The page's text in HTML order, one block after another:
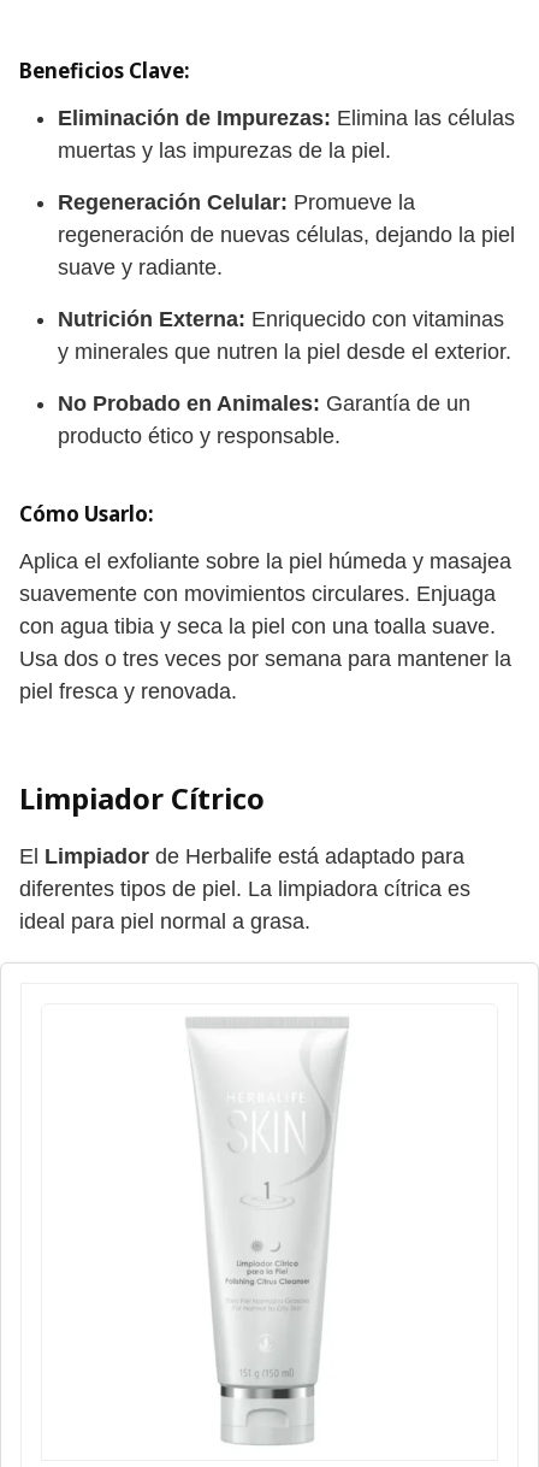
Beneficios Clave:
Eliminación de Impurezas: Elimina las células
muertas y las impurezas de la piel.
Regeneración Celular: Promueve la
regeneración de nuevas células, dejando la piel
suave y radiante.
Nutrición Externa: Enriquecido con vitaminas
y minerales que nutren la piel desde el exterior.
No Probado en Animales: Garantía de un
producto ético y responsable.
Cómo Usarlo:
Aplica el exfoliante sobre la piel húmeda y masajea
suavemente con movimientos circulares. Enjuaga
con agua tibia y seca la piel con una toalla suave.
Usa dos o tres veces por semana para mantener la
piel fresca y renovada.
Limpiador Cítrico
El Limpiador de Herbalife está adaptado para
diferentes tipos de piel. La limpiadora cítrica es
ideal para piel normal a grasa.